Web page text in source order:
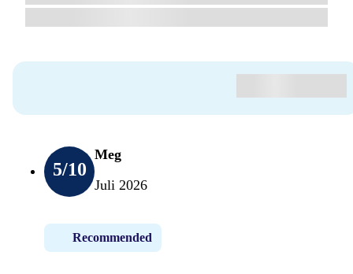
5/10
Meg
Juli 2026
Recommended